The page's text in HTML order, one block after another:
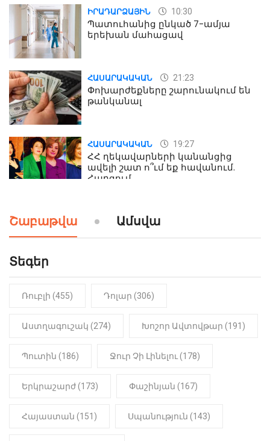
ԻՐԱԴԱՐՁԱՅԻՆ 10:30
Պատուհանից ընկած 7-ամյա
երեխան մահացավ
ՀԱՍԱՐԱԿԱԿԱՆ 21:23
Փոխարժեքները շարունակում են
թանկանալ
ՀԱՍԱՐԱԿԱԿԱՆ 19:27
ՀՀ ղեկավարների կանանցից
ավելի շատ ո՞ւմ եք հավանում.
Հարցում
Երեւան-Մոսկվա օդшնավի մեջ
Շաբաթվա Ամսվա
Տեգեր
Ռուբլի (455) Դոլար (306)
Աստղագուշակ (274) Խոշոր Ավտովթար (191)
Պուտին (186) Ջուր Չի Լինելու (178)
Երկրաշարժ (173) Փաշինյան (167)
Հայաստան (151) Սպանություն (143)